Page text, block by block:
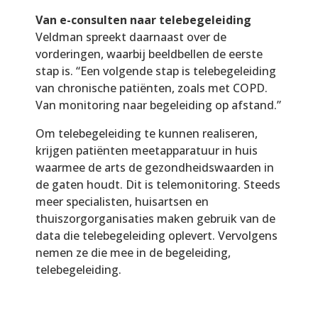
Van e-consulten naar telebegeleiding
Veldman spreekt daarnaast over de
vorderingen, waarbij beeldbellen de eerste
stap is. “Een volgende stap is telebegeleiding
van chronische patiënten, zoals met COPD.
Van monitoring naar begeleiding op afstand.”
Om telebegeleiding te kunnen realiseren,
krijgen patiënten meetapparatuur in huis
waarmee de arts de gezondheidswaarden in
de gaten houdt. Dit is telemonitoring. Steeds
meer specialisten, huisartsen en
thuiszorgorganisaties maken gebruik van de
data die telebegeleiding oplevert. Vervolgens
nemen ze die mee in de begeleiding,
telebegeleiding.